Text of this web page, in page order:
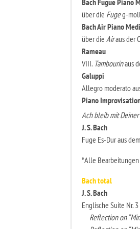
Bach Fugue
über die Fugeg-moll
Bach Air Piano
über die Airaus der
Rameau
VIII. Tambourinaus
Galuppi
Allegro moderato
Piano
Ach bleib mit Deiner
J. S. Bach
Fuge Es-Dur aus
*Alle
Bach total
J. S. Bach
Englische Suite Nr.
Reflection on